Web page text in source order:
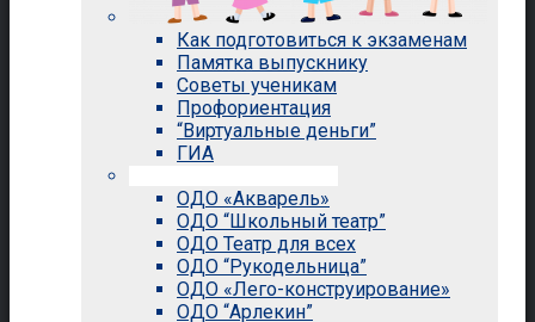
Как подготовиться к экзаменам
Памятка выпускнику
Советы ученикам
Профориентация
“Виртуальные деньги”
ГИА
ОДО «Акварель»
ОДО “Школьный театр”
ОДО Театр для всех
ОДО “Рукодельница”
ОДО «Лего-конструирование»
ОДО “Арлекин”